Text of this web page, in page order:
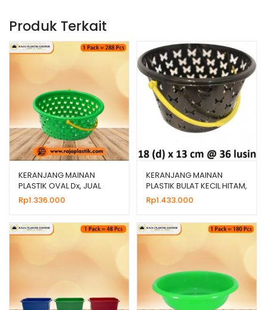
Produk Terkait
KERANJANG MAINAN
PLASTIK OVAL Dx, JUAL
HARGA GROSIR MURAH
Rp1.336.000
KERANJANG MAINAN
PLASTIK BULAT KECIL HITAM,
HARGA GROSIR
Rp1.433.000